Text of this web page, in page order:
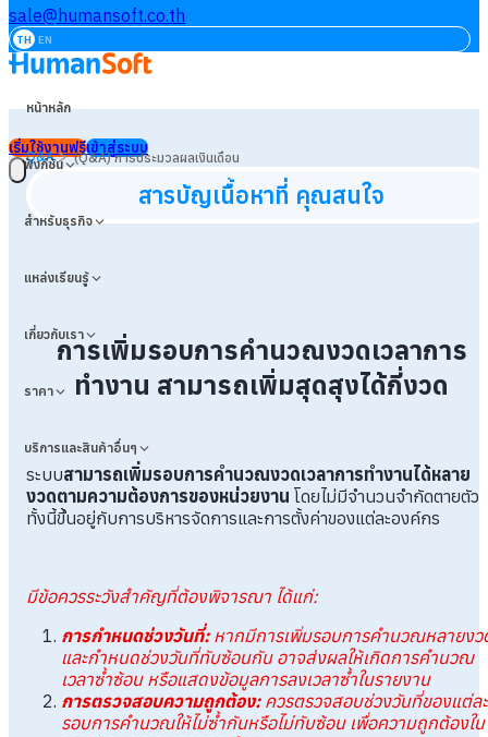
sale@humansoft.co.th
TH EN
หน้าหลัก
ฟังก์ชัน
สำหรับธุรกิจ
แหล่งเรียนรู้
เกี่ยวกับเรา
ราคา
บริการและสินค้าอื่นๆ
เริ่มใช้งานฟรีเข้าสู่ระบบ
Q&A>(Q&A) การประมวลผลเงินเดือน
สารบัญเนื้อหาที่ คุณสนใจ
การเพิ่มรอบการคำนวณงวดเวลาการ
ทำงาน สามารถเพิ่มสุดสุงได้กี่งวด
ระบบสามารถเพิ่มรอบการคำนวณงวดเวลาการทำงานได้หลาย
งวดตามความต้องการของหน่วยงาน โดยไม่มีจำนวนจำกัดตายตัว
ทั้งนี้ขึ้นอยู่กับการบริหารจัดการและการตั้งค่าของแต่ละองค์กร
มีข้อควรระวังสำคัญที่ต้องพิจารณา ได้แก่:
การกำหนดช่วงวันที่:หากมีการเพิ่มรอบการคำนวณหลายงว
และกำหนดช่วงวันที่ทับซ้อนกัน อาจส่งผลให้เกิดการคำนวณ
เวลาซ้ำซ้อน หรือแสดงข้อมูลการลงเวลาซ้ำในรายงาน
การตรวจสอบความถูกต้อง:ควรตรวจสอบช่วงวันที่ของแต่ละ
รอบการคำนวณให้ไม่ซ้ำกันหรือไม่ทับซ้อน เพื่อความถูกต้องใน